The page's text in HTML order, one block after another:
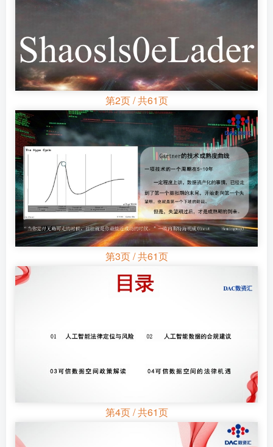
第2页 / 共61页
第3页 / 共61页
第4页 / 共61页